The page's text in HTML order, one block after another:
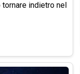
indietro nel